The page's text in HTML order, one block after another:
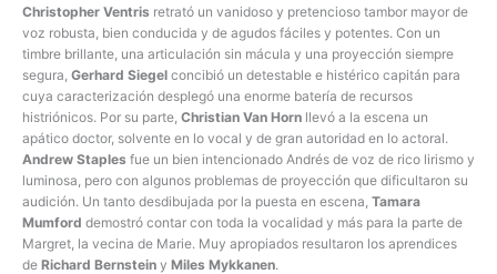
Christopher Ventris retrató un vanidoso y pretencioso tambor mayor de
voz robusta, bien conducida y de agudos fáciles y potentes. Con un
timbre brillante, una articulación sin mácula y una proyección siempre
segura, Gerhard Siegel concibió un detestable e histérico capitán para
cuya caracterización desplegó una enorme batería de recursos
histriónicos. Por su parte, Christian Van Horn llevó a la escena un
apático doctor, solvente en lo vocal y de gran autoridad en lo actoral.
Andrew Staples fue un bien intencionado Andrés de voz de rico lirismo y
luminosa, pero con algunos problemas de proyección que dificultaron su
audición. Un tanto desdibujada por la puesta en escena, Tamara
Mumford demostró contar con toda la vocalidad y más para la parte de
Margret, la vecina de Marie. Muy apropiados resultaron los aprendices
de Richard Bernstein y Miles Mykkanen.